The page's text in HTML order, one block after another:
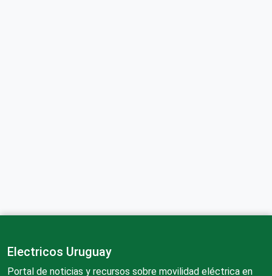
Electricos Uruguay
Portal de noticias y recursos sobre movilidad eléctrica en